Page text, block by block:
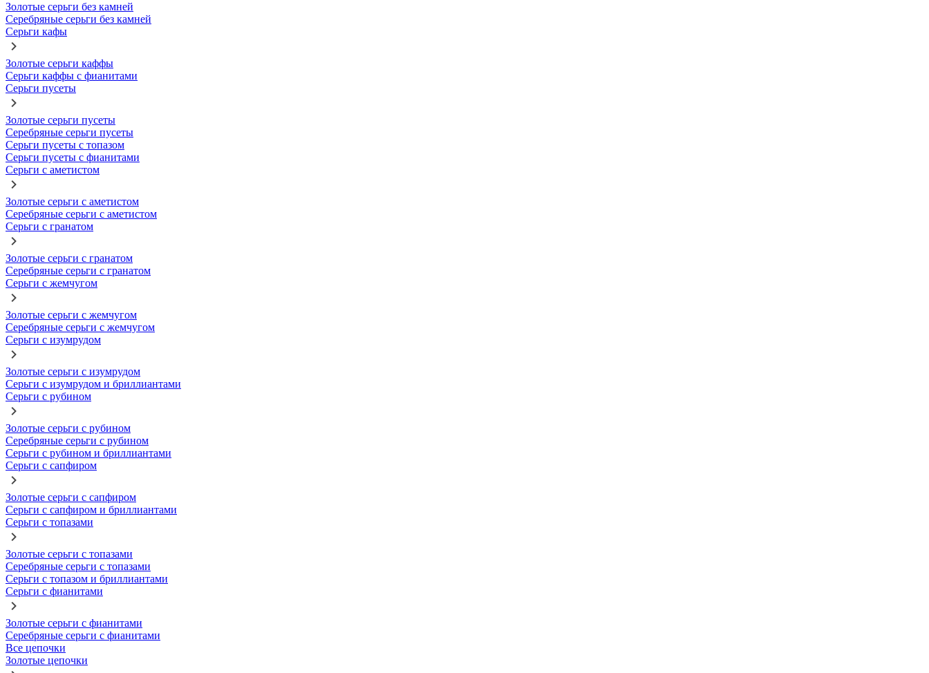
Золотые серьги без камней
Серебряные серьги без камней
Серьги кафы
Золотые серьги каффы
Серьги каффы с фианитами
Серьги пусеты
Золотые серьги пусеты
Серебряные серьги пусеты
Серьги пусеты с топазом
Серьги пусеты с фианитами
Серьги с аметистом
Золотые серьги с аметистом
Серебряные серьги с аметистом
Серьги с гранатом
Золотые серьги с гранатом
Серебряные серьги с гранатом
Серьги с жемчугом
Золотые серьги с жемчугом
Серебряные серьги с жемчугом
Серьги с изумрудом
Золотые серьги с изумрудом
Серьги с изумрудом и бриллиантами
Серьги с рубином
Золотые серьги с рубином
Серебряные серьги с рубином
Серьги с рубином и бриллиантами
Серьги с сапфиром
Золотые серьги с сапфиром
Серьги с сапфиром и бриллиантами
Серьги с топазами
Золотые серьги с топазами
Серебряные серьги с топазами
Серьги с топазом и бриллиантами
Серьги с фианитами
Золотые серьги с фианитами
Серебряные серьги с фианитами
Все цепочки
Золотые цепочки